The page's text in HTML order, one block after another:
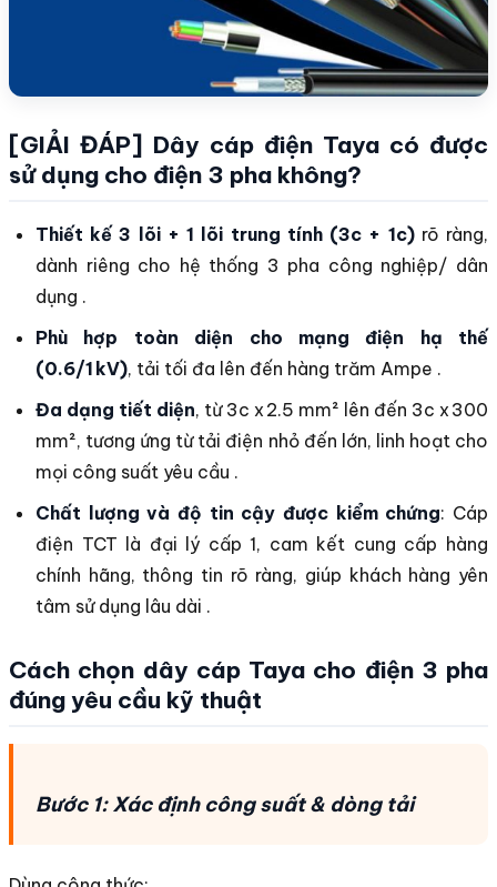
[GIẢI ĐÁP] Dây cáp điện Taya có được
sử dụng cho điện 3 pha không?
Thiết kế 3 lõi + 1 lõi trung tính (3c + 1c)rõ ràng,
dành riêng cho hệ thống 3 pha công nghiệp/ dân
dụng .
Phù hợp toàn diện cho mạng điện hạ thế
(0.6/1 kV), tải tối đa lên đến hàng trăm Ampe .
Đa dạng tiết diện, từ 3c x 2.5 mm² lên đến 3c x 300
mm², tương ứng từ tải điện nhỏ đến lớn, linh hoạt cho
mọi công suất yêu cầu .
Chất lượng và độ tin cậy được kiểm chứng: Cáp
điện TCT là đại lý cấp 1, cam kết cung cấp hàng
chính hãng, thông tin rõ ràng, giúp khách hàng yên
tâm sử dụng lâu dài .
Cách chọn dây cáp Taya cho điện 3 pha
đúng yêu cầu kỹ thuật
Bước 1: Xác định công suất & dòng tải